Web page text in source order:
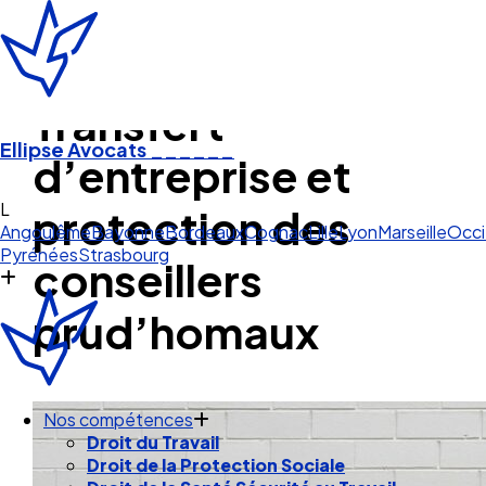
Ellipse Avocats______
Lyon
AngoulêmeBayonneBordeauxCognacLilleLyonMarseille
PyrénéesStrasbourg
Nos compétences
Droit du Travail
Droit de la Protection Sociale
Transfert
d’entreprise et
protection des
conseillers
prud’homaux